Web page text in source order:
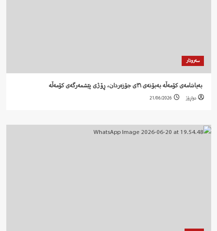
سەروتار
‍ بەیاننامەی کۆمەڵە بەبۆنەی ٣١ی جۆزەردان، ڕۆژی پێشمەرگەی کۆمەڵە
دواڕۆژ 21/06/2026